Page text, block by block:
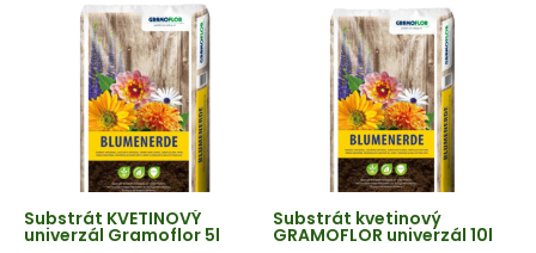
Substrát KVETINOVÝ
univerzál Gramoflor 5l
Substrát kvetinový
GRAMOFLOR univerzál 10l